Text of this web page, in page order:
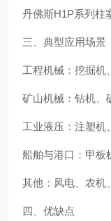
丹佛斯H1P系列柱
三、典型应用场景
工程机械：挖掘机
矿山机械：钻机、
工业液压：注塑机
船舶与港口：甲板
其他：风电、农机
四、优缺点